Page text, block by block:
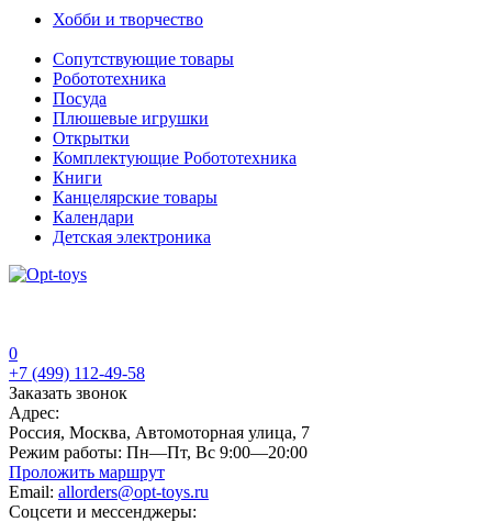
Хобби и творчество
Сопутствующие товары
Робототехника
Посуда
Плюшевые игрушки
Открытки
Комплектующие Робототехника
Книги
Канцелярские товары
Календари
Детская электроника
0
+7 (499) 112-49-58
Заказать звонок
Адрес:
Россия, Москва, Автомоторная улица, 7
Режим работы: Пн—Пт, Вс 9:00—20:00
Проложить маршрут
Email: allorders@opt-toys.ru
Соцсети и мессенджеры: